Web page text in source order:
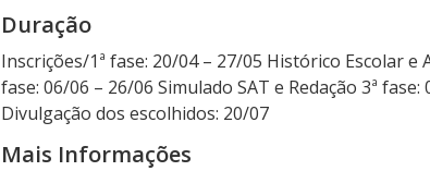
Duração
Inscrições/1ª fase: 20/04 – 27/05 Histórico Escolar e
fase: 06/06 – 26/06 Simulado SAT e Redação 3ª
Divulgação dos escolhidos: 20/07
Mais Informações